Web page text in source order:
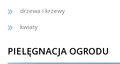
drzewa i krzewy
kwiaty
PIELĘGNACJA OGRODU